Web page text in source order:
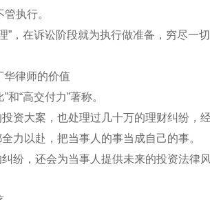
执行。
，在诉讼阶段就为执行做准备，穷尽一
华律师的价值
“高交付力”著称。
资大案，也处理过几十万的理财纠纷，经
力以赴，把当事人的事当成自己的事。
纷，还会为当事人提供未来的投资法律风